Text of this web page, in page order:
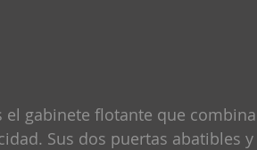
el gabinete flotante que
Sus dos puertas abatibles